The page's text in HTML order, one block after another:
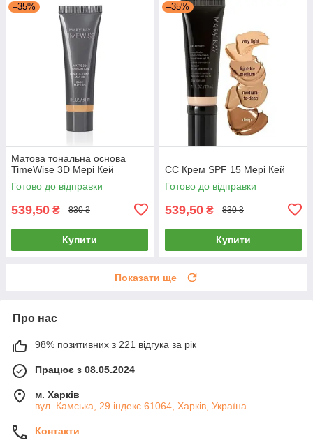
–35%
Матова тональна основа
TimeWise 3D Мері Кей
Готово до відправки
539,50 ₴ 830 ₴
Купити
–35%
СС Крем SPF 15 Мері Кей
Готово до відправки
539,50 ₴ 830 ₴
Купити
Показати ще
Про нас
98% позитивних з 221 відгука за рік
Працює з 08.05.2024
м. Харків
вул. Камська, 29 індекс 61064, Харків, Україна
Контакти